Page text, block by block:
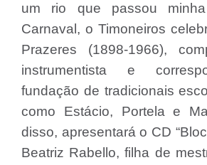
um rio que passou
Carnaval, o Timoneiros
Prazeres (1898-1966),
instrumentista e
fundação de tradicionais
como Estácio, Portela e
disso, apresentará o CD
Beatriz Rabello, filha de